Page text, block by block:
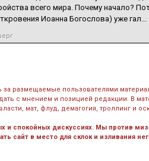
всего мира. Почему начало?
Иоанна Богослова) уже гал...
за размещаемые пользователями
с мнением и позицией редакции. В
мат, флуд, демагогия, троллинг и
и спокойных дискуссиях. Мы против
сайт в место для склок и изливания